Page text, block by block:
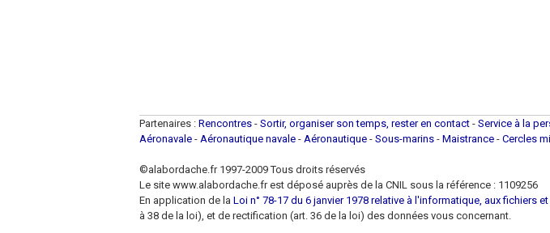
Partenaires : Rencontres - Sortir, organiser son temps, rester en contact - Service à la
Aéronavale - Aéronautique navale - Aéronautique - Sous-marins - Maistrance - Cercles
©alabordache.fr 1997-2009 Tous droits réservés
Le site www.alabordache.fr est déposé auprès de la CNIL sous la référence : 1109256
En application de la Loi n° 78-17 du 6 janvier 1978 relative à l'informatique, aux fichiers
à 38 de la loi), et de rectification (art. 36 de la loi) des données vous concernant.